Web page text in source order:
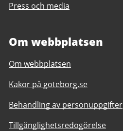
Press och media
Om webbplatsen
Om webbplatsen
Kakor på goteborg.se
Behandling av personuppgifter
Tillgänglighetsredogörelse